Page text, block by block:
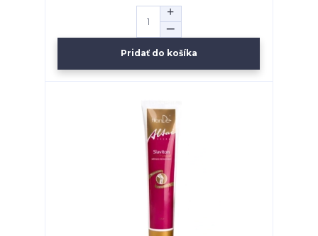
Pridať do košíka